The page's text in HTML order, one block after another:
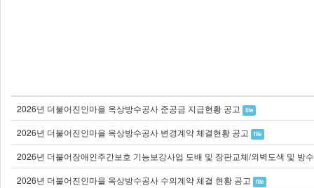
2026년 더불어진인마을 옥상방수공사 준공금 지급현황 공고 file
2026년 더불어진인마을 옥상방수공사 변경계약 체결현황 공고 file
2026년 더불어진인마을 옥상방수공사 수의계약 체결 현황 공고 file